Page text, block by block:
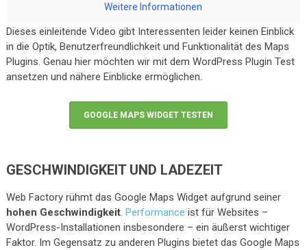
Weitere Informationen
Dieses einleitende Video gibt Interessenten leider keinen Einblick
in die Optik, Benutzerfreundlichkeit und Funktionalität des Maps
Plugins. Genau hier möchten wir mit dem WordPress Plugin Test
ansetzen und nähere Einblicke ermöglichen.
GOOGLE MAPS WIDGET TESTEN
GESCHWINDIGKEIT UND LADEZEIT
Web Factory rühmt das Google Maps Widget aufgrund seiner
hohen Geschwindigkeit. Performance ist für Websites –
WordPress-Installationen insbesondere – ein äußerst wichtiger
Faktor. Im Gegensatz zu anderen Plugins bietet das Google Maps